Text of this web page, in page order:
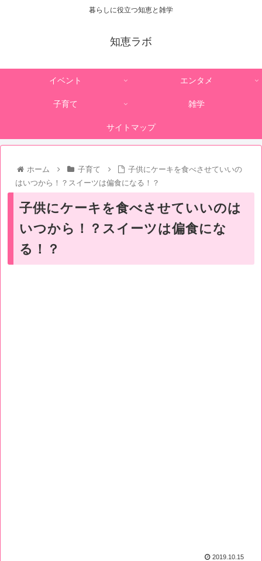
暮らしに役立つ知恵と雑学
知恵ラボ
イベント エンタメ
子育て 雑学
サイトマップ
ホーム 子育て
子供にケーキを食べさせていいの
はいつから！？スイーツは偏食になる！？
子供にケーキを食べさせていいのは
いつから！？スイーツは偏食にな
る！？
2019.10.15